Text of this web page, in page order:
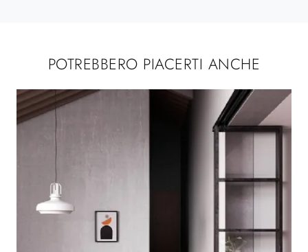
POTREBBERO PIACERTI ANCHE